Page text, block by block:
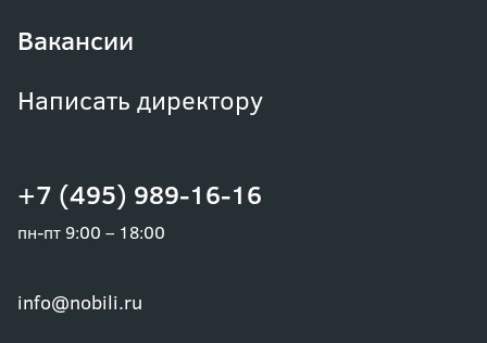
+7 (495) 989-16-16
пн-пт 9:00 – 18:00
info@nobili.ru
Вакансии
Написать директору